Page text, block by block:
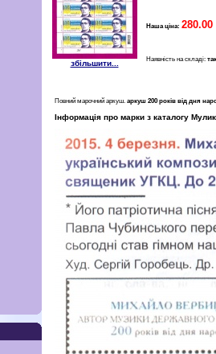
збільшити...
Наша ціна: 280.00
Наявність на складі: так
Повний марочний аркуш. аркуш 200 років від дня
Інформація про марки з каталогу